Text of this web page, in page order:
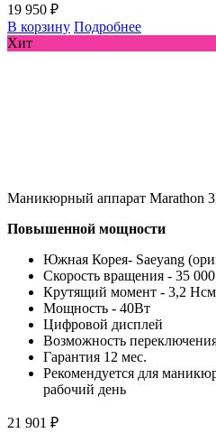
19 950 ₽
В корзину Подробнее
Хит
Маникюрный аппарат Marathon
Повышенной мощности
Южная Корея- Saeyang
Скорость вращения - 35
Крутящий момент - 3,2
Мощность - 40Вт
Цифровой дисплей
Возможность
Гарантия 12 мес.
Рекомендуется для
рабочий день
21 901 ₽